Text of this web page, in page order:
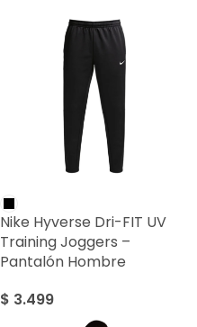
Nike Hyverse Dri-FIT UV
Training Joggers –
Pantalón Hombre
$ 3.499